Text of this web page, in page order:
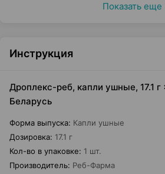
Показать еще
Инструкция
Дроплекс-реб, капли ушные, 17.1
Беларусь
Форма выпуска: Капли ушные
Дозировка: 17.1 г
Кол-во в упаковке: 1 шт.
Производитель: Реб-Фарма